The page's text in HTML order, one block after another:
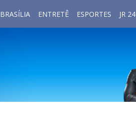
BRASÍLIA ENTRETÊ ESPORTES JR